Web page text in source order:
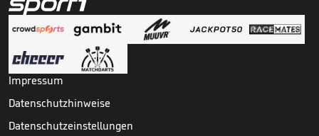
Impressum
Datenschutzhinweise
Datenschutzeinstellungen